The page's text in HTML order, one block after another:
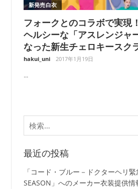
新発売白衣
フォークとのコラボで実現！
ヘルシーな「アスレンジャ
なった新生チェロキースク
hakui_uni 2017年1月19日
...
検
索:
最近の投稿
「コード・ブルー－ドクターヘリ
SEASON」へのメーカー衣装提供情